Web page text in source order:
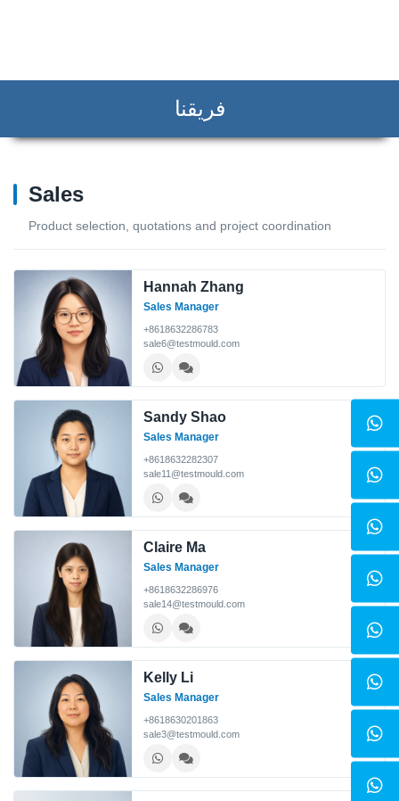
فريقنا
Sales
Product selection, quotations and project coordination
Hannah Zhang
Sales Manager
+8618632286783
sale6@testmould.com
Sandy Shao
Sales Manager
+8618632282307
sale11@testmould.com
Claire Ma
Sales Manager
+8618632286976
sale14@testmould.com
Kelly Li
Sales Manager
+8618630201863
sale3@testmould.com